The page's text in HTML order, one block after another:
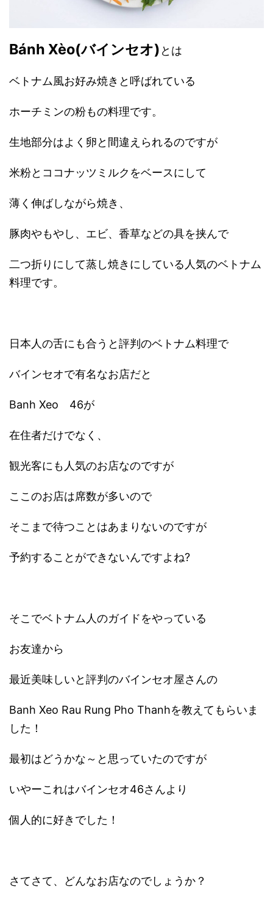
Bánh Xèo(バインセオ) とは
ベトナム風お好み焼きと呼ばれている
ホーチミンの粉もの料理です。
生地部分はよく卵と間違えられるのですが
米粉とココナッツミルクをベースにして
薄く伸ばしながら焼き、
豚肉やもやし、エビ、香草などの具を挟んで
二つ折りにして蒸し焼きにしている人気のベトナム
料理です。
日本人の舌にも合うと評判のベトナム料理で
バインセオで有名なお店だと
Banh Xeo 46が
在住者だけでなく、
観光客にも人気のお店なのですが
ここのお店は席数が多いので
そこまで待つことはあまりないのですが
予約することができないんですよね?
そこでベトナム人のガイドをやっている
お友達から
最近美味しいと評判のバインセオ屋さんの
Banh Xeo Rau Rung Pho Thanhを教えてもらいま
した！
最初はどうかな～と思っていたのですが
いやーこれはバインセオ46さんより
個人的に好きでした！
さてさて、どんなお店なのでしょうか？